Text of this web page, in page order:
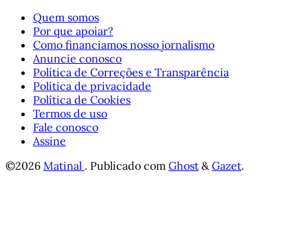
Quem somos
Por que apoiar?
Como financiamos nosso jornalismo
Anuncie conosco
Política de Correções e Transparência
Política de privacidade
Política de Cookies
Termos de uso
Fale conosco
Assine
©2026 Matinal . Publicado com Ghost & Gazet.